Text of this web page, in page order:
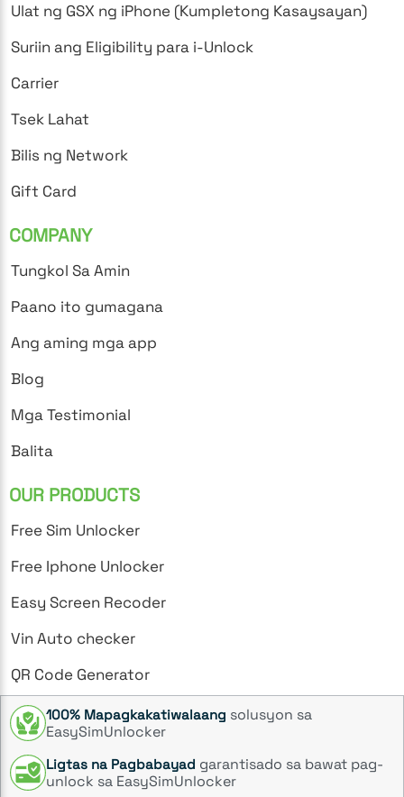
Ulat ng GSX ng iPhone (Kumpletong Kasaysayan)
Suriin ang Eligibility para i-Unlock
Carrier
Tsek Lahat
Bilis ng Network
Gift Card
COMPANY
Tungkol Sa Amin
Paano ito gumagana
Ang aming mga app
Blog
Mga Testimonial
Balita
OUR PRODUCTS
Free Sim Unlocker
Free Iphone Unlocker
Easy Screen Recoder
Vin Auto checker
QR Code Generator
100% Mapagkakatiwalaang solusyon sa
EasySimUnlocker
Ligtas na Pagbabayad garantisado sa bawat pag-
unlock sa EasySimUnlocker